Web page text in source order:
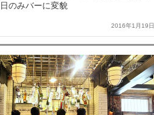
のみバーに変貌
2016年1月19日